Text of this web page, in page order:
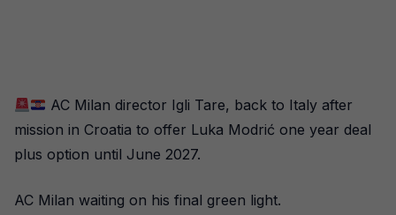
AC Milan director Igli Tare, back to Italy after
mission in Croatia to offer Luka Modrić one year deal
plus option until June 2027.
AC Milan waiting on his final green light.